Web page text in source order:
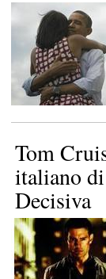
Tom
italiano di
Decisiva